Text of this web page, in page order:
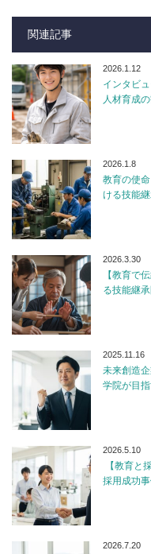
関連記事
2026.1.12
インタビ
人材育成
2026.1.8
教育の使
ける技能
2026.3.30
【教育で
る技能継
2025.11.16
未来創造
学院が目
2026.5.10
【教育と
採用成功
2026.7.20